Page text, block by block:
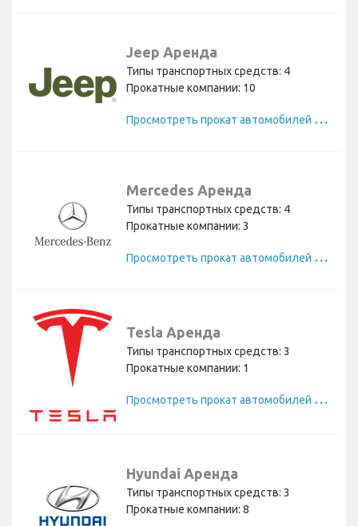
Jeep Аренда
Типы транспортных средств: 4
Прокатные компании: 10
П
росмотреть прокат автомобилей Jeep
Mercedes Аренда
Типы транспортных средств: 4
Прокатные компании: 3
П
росмотреть прокат автомобилей Mercedes
Tesla Аренда
Типы транспортных средств: 3
Прокатные компании: 1
П
росмотреть прокат автомобилей Tesla
Hyundai Аренда
Типы транспортных средств: 3
Прокатные компании: 8